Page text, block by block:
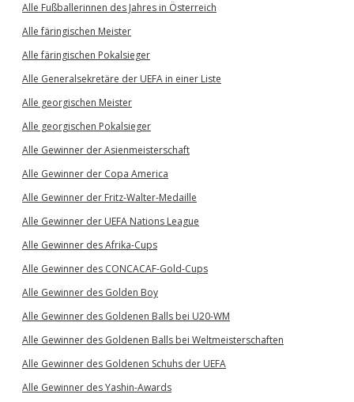
Alle Fußballerinnen des Jahres in Österreich
Alle färingischen Meister
Alle färingischen Pokalsieger
Alle Generalsekretäre der UEFA in einer Liste
Alle georgischen Meister
Alle georgischen Pokalsieger
Alle Gewinner der Asienmeisterschaft
Alle Gewinner der Copa America
Alle Gewinner der Fritz-Walter-Medaille
Alle Gewinner der UEFA Nations League
Alle Gewinner des Afrika-Cups
Alle Gewinner des CONCACAF-Gold-Cups
Alle Gewinner des Golden Boy
Alle Gewinner des Goldenen Balls bei U20-WM
Alle Gewinner des Goldenen Balls bei Weltmeisterschaften
Alle Gewinner des Goldenen Schuhs der UEFA
Alle Gewinner des Yashin-Awards